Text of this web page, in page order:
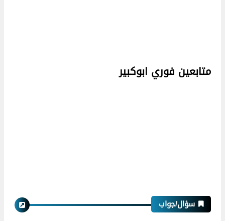
متابعين فوري ابوكبير
سؤال/جواب